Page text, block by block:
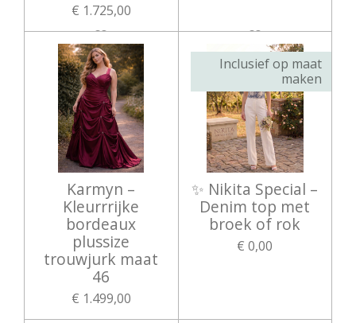
€ 1.725,00
Karmyn –
Kleurrrijke
bordeaux
plussize
trouwjurk maat
46
€ 1.499,00
Inclusief op maat
maken
✨ Nikita Special –
Denim top met
broek of rok
€ 0,00